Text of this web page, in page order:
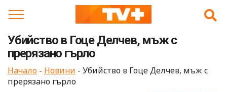
Убийство в Гоце Делчев, мъж с
прерязано гърло
Начало - Новини - Убийство в Гоце Делчев, мъж с
прерязано гърло